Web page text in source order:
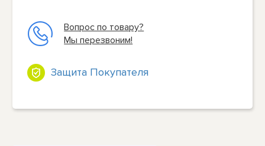
Вопрос по товару?
Мы перезвоним!
Защита Покупателя